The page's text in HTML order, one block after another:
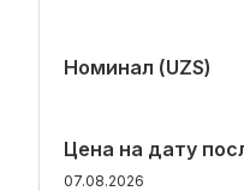
Номинал (UZS)
Цена на дату
07.08.2026